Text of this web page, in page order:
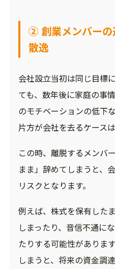
② 創業メンバーの
散逸
会社設立当初は同じ目標
ても、数年後に家庭の事
のモチベーションの低下
片方が会社を去るケース
この時、離脱するメンバ
まま」辞めてしまうと、
リスクとなります。
例えば、株式を保有した
しまったり、音信不通に
たりする可能性がありま
しまうと、将来の資金調